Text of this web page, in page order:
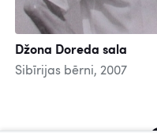
Džona Doreda sala
Sibīrijas bērni, 2007